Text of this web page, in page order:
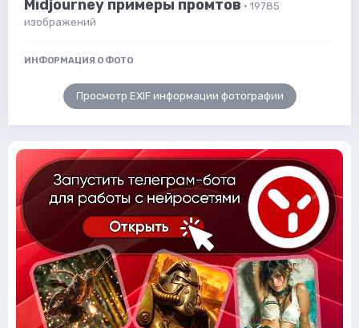
Midjourney примеры промтов · 19785
изображений
ИНФОРМАЦИЯ О ФОТО
Просмотр EXIF информации фотографии